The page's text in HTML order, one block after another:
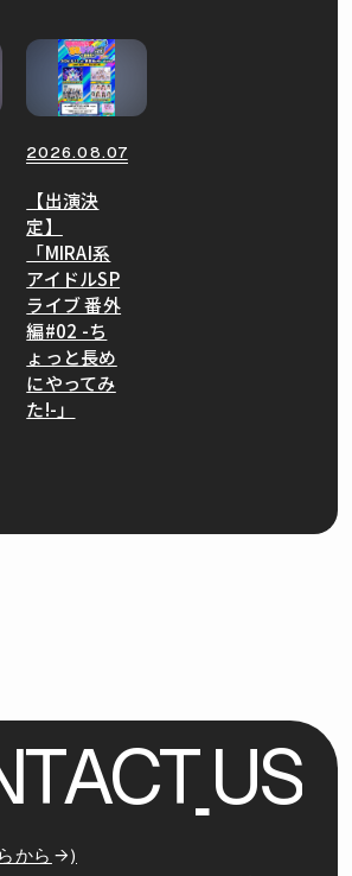
2026.08.07
【出演決
定】
「MIRAI系
アイドルSP
ライブ 番外
編#02 -ち
ょっと長め
にやってみ
た!-」
TACT US
から )